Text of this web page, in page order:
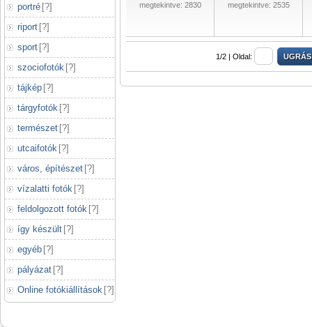
portré [?]
riport [?]
sport [?]
szociofotók [?]
tájkép [?]
tárgyfotók [?]
természet [?]
utcaifotók [?]
város, építészet [?]
vízalatti fotók [?]
feldolgozott fotók [?]
így készült [?]
egyéb [?]
pályázat [?]
Online fotókiállítások [?]
megtekintve: 2830
megtekintve: 2535
1/2 | Oldal: